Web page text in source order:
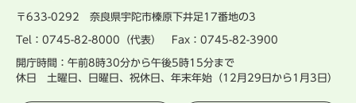
〒633-0292 奈良県宇陀市榛原下井足17番地の3
Tel：0745-82-8000（代表） Fax：0745-82-3900
開庁時間：午前8時30分から午後5時15分まで
休日 土曜日、日曜日、祝休日、年末年始（12月29日から1月3日）